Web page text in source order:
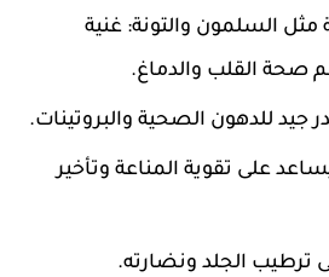
مثل السلمون والتونة: غنية
للدهون الصحية والبروتينات.
على تقوية المناعة وتأخير
ترطيب الجلد ونضارته.